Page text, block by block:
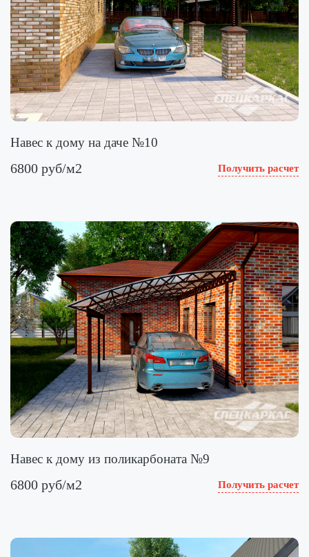
Навес к дому на даче №10
6800 руб/м2 Получить расчет
Навес к дому из поликарбоната №9
6800 руб/м2 Получить расчет